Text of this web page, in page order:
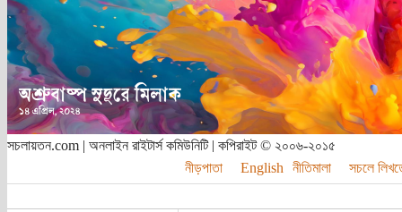
সচলায়তন.com | অনলাইন রাইটার্স কমিউনিটি | কপিরাইট © ২০০৬-২০১৫
নীড়পাতা
English নীতিমালা সচলে